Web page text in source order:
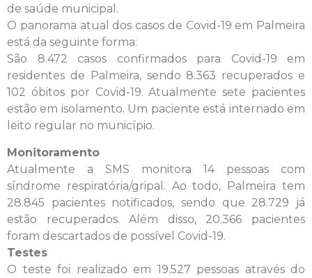
de saúde municipal.
O panorama atual dos casos de Covid-19 em Palmeira
está da seguinte forma:
São 8.472 casos confirmados para Covid-19 em
residentes de Palmeira, sendo 8.363 recuperados e
102 óbitos por Covid-19. Atualmente sete pacientes
estão em isolamento. Um paciente está internado em
leito regular no município.
Monitoramento
Atualmente a SMS monitora 14 pessoas com
síndrome respiratória/gripal. Ao todo, Palmeira tem
28.845 pacientes notificados, sendo que 28.729 já
estão recuperados. Além disso, 20.366 pacientes
foram descartados de possível Covid-19.
Testes
O teste foi realizado em 19.527 pessoas através do